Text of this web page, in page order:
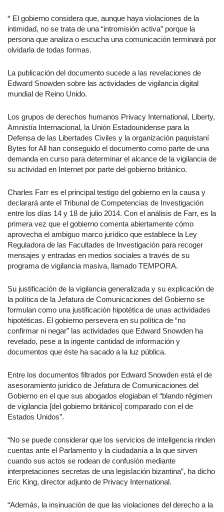
* El gobierno considera que, aunque haya violaciones de la
intimidad, no se trata de una “intromisión activa” porque la
persona que analiza o escucha una comunicación terminará por
olvidarla de todas formas.
La publicación del documento sucede a las revelaciones de
Edward Snowden sobre las actividades de vigilancia digital
mundial de Reino Unido.
Los grupos de derechos humanos Privacy International, Liberty,
Amnistía Internacional, la Unión Estadounidense para la
Defensa de las Libertades Civiles y la organización paquistaní
Bytes for All han conseguido el documento como parte de una
demanda en curso para determinar el alcance de la vigilancia de
su actividad en Internet por parte del gobierno británico.
Charles Farr es el principal testigo del gobierno en la causa y
declarará ante el Tribunal de Competencias de Investigación
entre los días 14 y 18 de julio 2014. Con el análisis de Farr, es la
primera vez que el gobierno comenta abiertamente cómo
aprovecha el ambiguo marco jurídico que establece la Ley
Reguladora de las Facultades de Investigación para recoger
mensajes y entradas en medios sociales a través de su
programa de vigilancia masiva, llamado TEMPORA.
Su justificación de la vigilancia generalizada y su explicación de
la política de la Jefatura de Comunicaciones del Gobierno se
formulan como una justificación hipotética de unas actividades
hipotéticas. El gobierno persevera en su política de “no
confirmar ni negar” las actividades que Edward Snowden ha
revelado, pese a la ingente cantidad de información y
documentos que éste ha sacado a la luz pública.
Entre los documentos filtrados por Edward Snowden está el de
asesoramiento jurídico de Jefatura de Comunicaciones del
Gobierno en el que sus abogados elogiaban el “blando régimen
de vigilancia [del gobierno británico] comparado con el de
Estados Unidos”.
“No se puede considerar que los servicios de inteligencia rinden
cuentas ante el Parlamento y la ciudadanía a la que sirven
cuando sus actos se rodean de confusión mediante
interpretaciones secretas de una legislación bizantina”, ha dicho
Eric King, director adjunto de Privacy International.
“Además, la insinuación de que las violaciones del derecho a la